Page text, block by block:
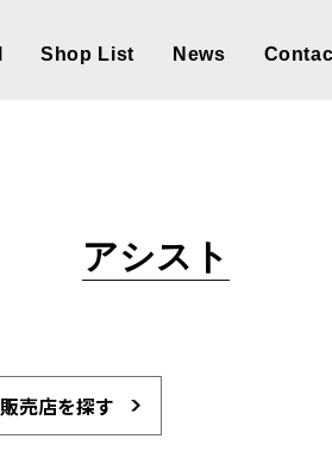
Shop List News
アシスト
販売店を探す